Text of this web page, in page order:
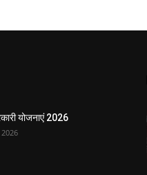
योजनाएं 2026